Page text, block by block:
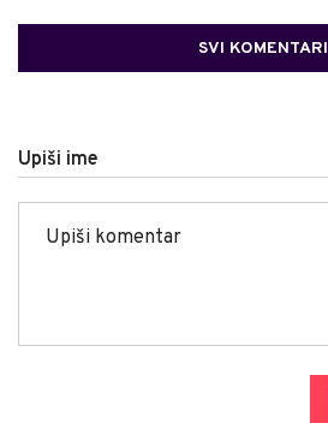
SVI KOMENTARI
Upiši ime